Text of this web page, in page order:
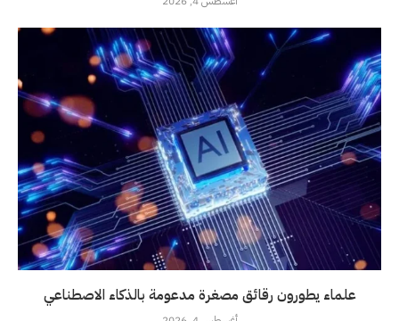
علماء يطورون رقائق مصغرة مدعومة بالذكاء الاصطناعي